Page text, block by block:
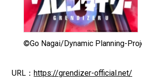
©Go Nagai/Dynamic Planning-
URL： https://grendizer-official.net/